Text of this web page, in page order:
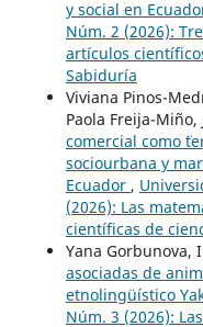
y social en
Núm. 2 (2026):
artículos
Sabiduría
Viviana Pinos-
Paola Freija-
comercial como
sociourbana y
Ecuador ,
(2026): Las
científicas de
Yana Gorbunova,
asociadas de
etnolingüístico
Núm. 3 (2026):